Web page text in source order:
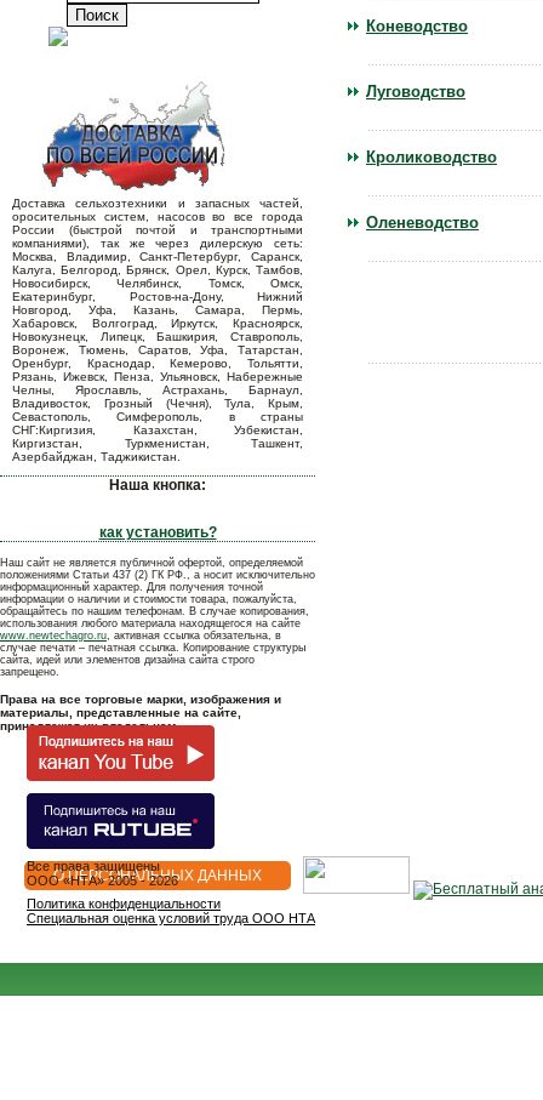
Доставка сельхозтехники и запасных частей,
оросительных систем, насосов во все города
России (быстрой почтой и транспортными
компаниями), так же через дилерскую сеть:
Москва, Владимир, Санкт-Петербург, Саранск,
Калуга, Белгород, Брянск, Орел, Курск, Тамбов,
Новосибирск, Челябинск, Томск, Омск,
Екатеринбург, Ростов-на-Дону, Нижний
Новгород, Уфа, Казань, Самара, Пермь,
Хабаровск, Волгоград, Иркутск, Красноярск,
Новокузнецк, Липецк, Башкирия, Ставрополь,
Воронеж, Тюмень, Саратов, Уфа, Татарстан,
Оренбург, Краснодар, Кемерово, Тольятти,
Рязань, Ижевск, Пенза, Ульяновск, Набережные
Челны, Ярославль, Астрахань, Барнаул,
Владивосток, Грозный (Чечня), Тула, Крым,
Севастополь, Симферополь, в страны
СНГ:Киргизия, Казахстан, Узбекистан,
Киргизстан, Туркменистан, Ташкент,
Азербайджан, Таджикистан.
Наша кнопка:
как установить?
Наш сайт не является публичной офертой, определяемой
положениями Статьи 437 (2) ГК РФ., а носит исключительно
информационный характер. Для получения точной
информации о наличии и стоимости товара, пожалуйста,
обращайтесь по нашим телефонам. В случае копирования,
использования любого материала находящегося на сайте
www.newtechagro.ru, активная ссылка обязательна, в
случае печати – печатная ссылка. Копирование структуры
сайта, идей или элементов дизайна сайта строго
запрещено.
Права на все торговые марки, изображения и
материалы, представленные на сайте,
принадлежат их владельцам.
Коневодство
Луговодство
Кролиководство
Оленеводство
О ПЕРСОНАЛЬНЫХ ДАННЫХ
Все права защищены
OOO «НТА» 2005 - 2026
Политика конфиденциальности
Специальная оценка условий труда ООО НТА